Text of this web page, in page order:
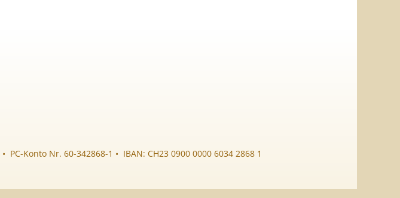
• PC-Konto Nr. 60-342868-1 • IBAN: CH23 0900 0000 6034 2868 1